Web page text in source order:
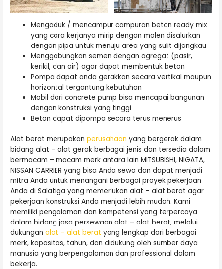
Mengaduk / mencampur campuran beton ready mix
yang cara kerjanya mirip dengan molen disalurkan
dengan pipa untuk menuju area yang sulit dijangkau
Menggabungkan semen dengan agregat (pasir,
kerikil, dan air) agar dapat membentuk beton
Pompa dapat anda gerakkan secara vertikal maupun
horizontal tergantung kebutuhan
Mobil dari concrete pump bisa mencapai bangunan
dengan konstruksi yang tinggi
Beton dapat dipompa secara terus menerus
Alat berat merupakanperusahaan yang bergerak dalam
bidang alat – alat gerak berbagai jenis dan tersedia dalam
bermacam – macam merk antara lain MITSUBISHI, NIGATA,
NISSAN CARRIER yang bisa Anda sewa dan dapat menjadi
mitra Anda untuk menangani berbagai proyek pekerjaan
Anda di Salatiga yang memerlukan alat – alat berat agar
pekerjaan konstruksi Anda menjadi lebih mudah. Kami
memiliki pengalaman dan kompetensi yang terpercaya
dalam bidang jasa persewaan alat – alat berat, melalui
dukunganalat – alat berat yang lengkap dari berbagai
merk, kapasitas, tahun, dan didukung oleh sumber daya
manusia yang berpengalaman dan professional dalam
bekerja.